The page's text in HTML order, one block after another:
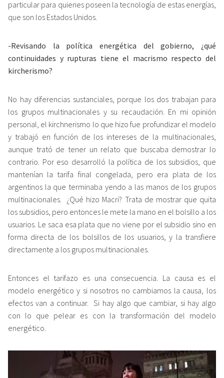
particular para quienes poseen la tecnología de estas energías,
que son los Estados Unidos.
-Revisando la política energética del gobierno, ¿qué
continuidades y rupturas tiene el macrismo respecto del
kircherismo?
No hay diferencias sustanciales, porque los dos trabajan para
los grupos multinacionales y su recaudación. En mi opinión
personal, el kirchnerismo lo que hizo fue profundizar el modelo
y trabajó en función de los intereses de la multinacionales,
aunque trató de tener un relato que buscaba demostrar lo
contrario. Por eso desarrolló la política de los subsidios, que
mantenían la tarifa final congelada, pero era plata de los
argentinos la que terminaba yendo a las manos de los grupos
multinacionales. ¿Qué hizo Macri? Trata de mostrar que quita
los subsidios, pero entonces le mete la mano en el bolsillo a los
usuarios. Le saca esa plata que no viene por el subsidio sino en
forma directa de los bolsillos de los usuarios, y la transfiere
directamente a los grupos multinacionales.
Entonces el tarifazo es una consecuencia. La causa es el
modelo energético y si nosotros no cambiamos la causa, los
efectos van a continuar. Si hay algo que cambiar, si hay algo
con lo que pelear es con la transformación del modelo
energético.